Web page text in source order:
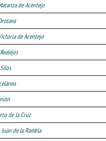
de Acentejo
de Acentejo
de la Cruz
Juan de la Rambla